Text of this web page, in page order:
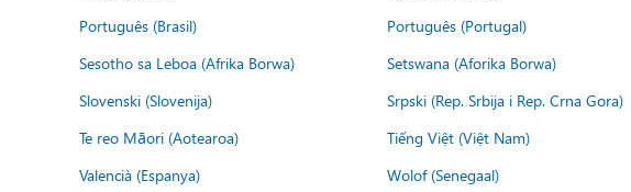
Português (Brasil)
Português (Portugal)
Sesotho sa Leboa (Afrika Borwa)
Setswana (Aforika Borwa)
Slovenski (Slovenija)
Srpski (Rep. Srbija i Rep. Crna Gora)
Te reo Māori (Aotearoa)
Tiếng Việt (Việt Nam)
Valencià (Espanya)
Wolof (Senegaal)